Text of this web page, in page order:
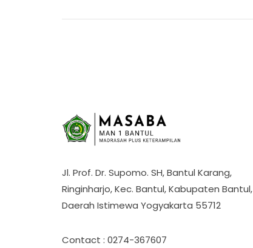
Jl. Prof. Dr. Supomo. SH, Bantul Karang,
Ringinharjo, Kec. Bantul, Kabupaten Bantul,
Daerah Istimewa Yogyakarta 55712
Contact : 0274-367607